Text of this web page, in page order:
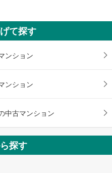
て探す
ンション
ンション
中古マンション
探す